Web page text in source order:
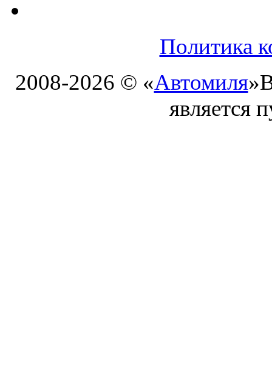
Политика
2008-2026 © «Автомиля»
является